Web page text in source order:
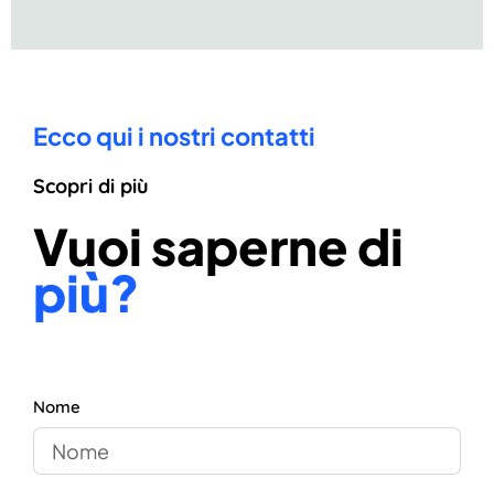
Ecco qui i nostri contatti
Scopri di più
Vuoi saperne di
più?
Nome